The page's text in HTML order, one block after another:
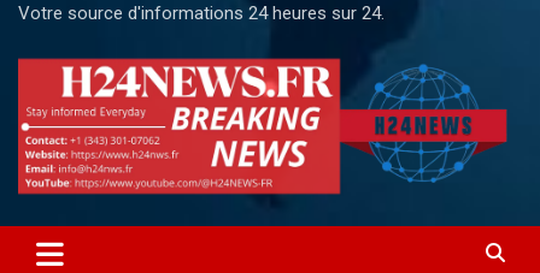
Votre source d'informations 24 heures sur 24.